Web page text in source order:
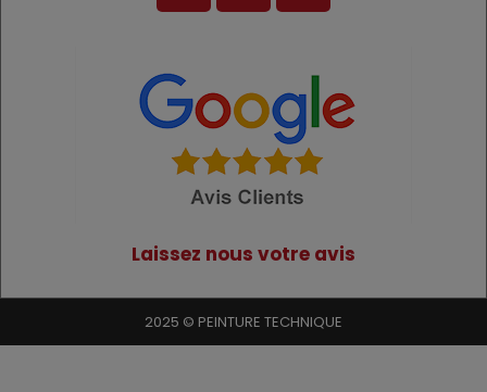
Laissez nous votre avis
2025 © PEINTURE TECHNIQUE